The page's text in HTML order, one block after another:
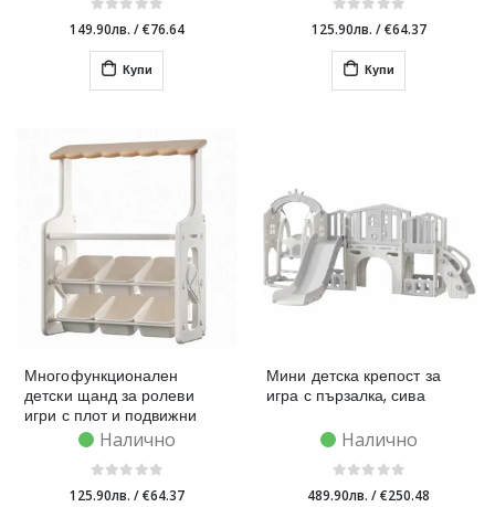
149.90лв. /€76.64
Купи
125.90лв. /€64.37
Купи
Многофункционален
детски щанд за ролеви
игри с плот и подвижни
кутии за съхранение,
Налично
125.90лв. /€64.37
Мини детска крепост за
игра с пързалка, сива
Налично
489.90лв. /€250.48